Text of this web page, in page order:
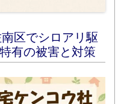
区でシロアリ駆
有の被害と対策